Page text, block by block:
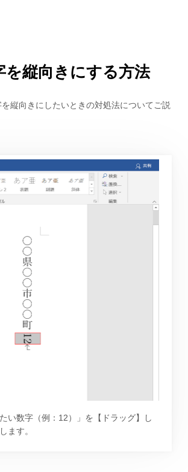
を縦向きにする方法
縦向きにしたいときの対処法についてご説
たい数字（例：12）」を【ドラッグ】し
ます。